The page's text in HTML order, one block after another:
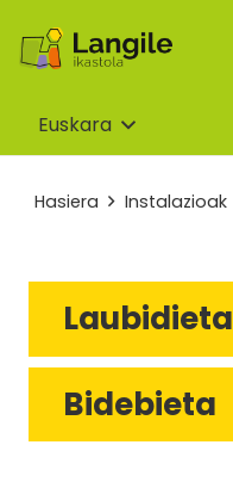
Euskara
Hasiera Instalazioak
Laubidieta
Bidebieta